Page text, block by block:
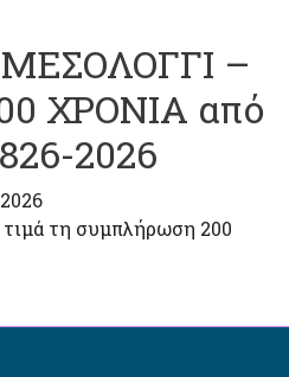
–
ΧΡΟΝΙΑ από
2026
τη συμπλήρωση 200